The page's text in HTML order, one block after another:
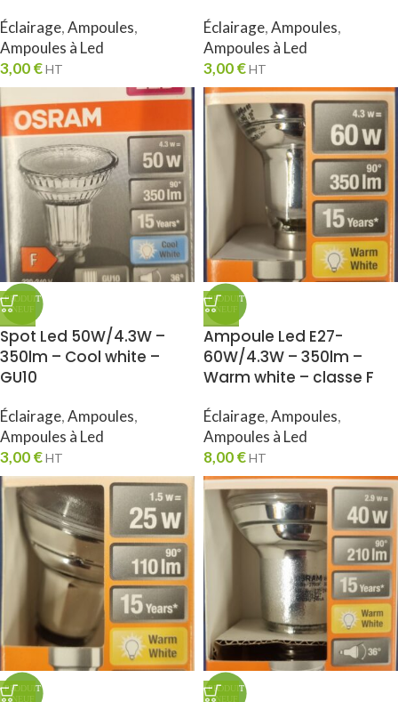
Éclairage,Ampoules,
Ampoules à Led
3,00€HT
Éclairage,Ampoules,
Ampoules à Led
3,00€HT
Spot Led 50W/4.3W –
350lm – Cool white –
GU10
Éclairage,Ampoules,
Ampoules à Led
3,00€HT
Ampoule Led E27-
60W/4.3W – 350lm –
Warm white – classe F
Éclairage,Ampoules,
Ampoules à Led
8,00€HT